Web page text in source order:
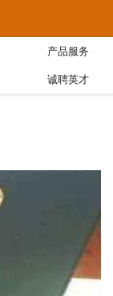
产品服务
诚聘英才